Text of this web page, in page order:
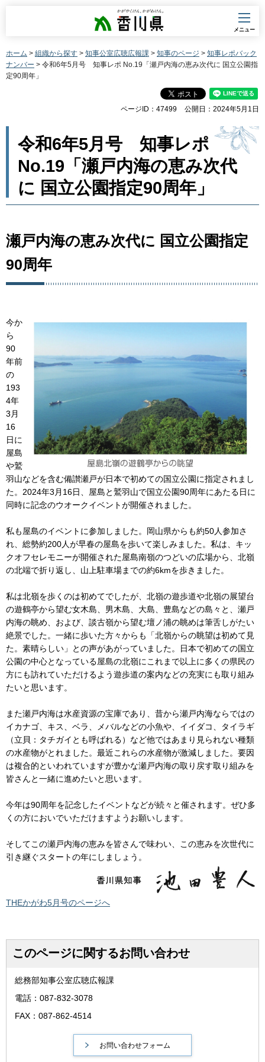
香川県
メニュー
ホーム > 組織から探す > 知事公室広聴広報課 > 知事のページ > 知事レポバック
ナンバー > 令和6年5月号 知事レポ No.19「瀬戸内海の恵み次代に 国立公園指
定90周年」
ページID：47499 公開日：2024年5月1日
令和6年5月号 知事レポ
No.19「瀬戸内海の恵み次代
に 国立公園指定90周年」
瀬戸内海の恵み次代に 国立公園指定
90周年
今か
ら
90
年前
の
193
4年
3月
16
日に
屋島
や鷲
羽山などを含む備讃瀬戸が日本で初めての国立公園に指定されまし
た。2024年3月16日、屋島と鷲羽山で国立公園90周年にあたる日に
同時に記念のウオークイベントが開催されました。
私も屋島のイベントに参加しました。岡山県からも約50人参加さ
れ、総勢約200人が早春の屋島を歩いて楽しみました。私は、キッ
クオフセレモニーが開催された屋島南嶺のつどいの広場から、北嶺
の北端で折り返し、山上駐車場までの約6kmを歩きました。
私は北嶺を歩くのは初めてでしたが、北嶺の遊歩道や北嶺の展望台
の遊鶴亭から望む女木島、男木島、大島、豊島などの島々と、瀬戸
内海の眺め、および、談古嶺から望む壇ノ浦の眺めは筆舌しがたい
絶景でした。一緒に歩いた方々からも「北嶺からの眺望は初めて見
た。素晴らしい」との声があがっていました。日本で初めての国立
公園の中心となっている屋島の北嶺にこれまで以上に多くの県民の
方にも訪れていただけるよう遊歩道の案内などの充実にも取り組み
たいと思います。
また瀬戸内海は水産資源の宝庫であり、昔から瀬戸内海ならではの
イカナゴ、キス、ベラ、メバルなどの小魚や、イイダコ、タイラギ
（立貝：タチガイとも呼ばれる）など他ではあまり見られない種類
の水産物がとれました。最近これらの水産物が激減しました。要因
は複合的といわれていますが豊かな瀬戸内海の取り戻す取り組みを
皆さんと一緒に進めたいと思います。
今年は90周年を記念したイベントなどが続々と催されます。ぜひ多
くの方においでいただけますようお願いします。
そしてこの瀬戸内海の恵みを皆さんで味わい、この恵みを次世代に
引き継ぐスタートの年にしましょう。
THEかがわ5月号のページへ
このページに関するお問い合わせ
総務部知事公室広聴広報課
電話：087-832-3078
FAX：087-862-4514